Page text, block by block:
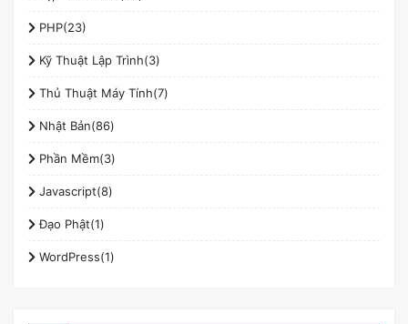
PHP(23)
Kỹ Thuật Lập Trình(3)
Thủ Thuật Máy Tính(7)
Nhật Bản(86)
Phần Mềm(3)
Javascript(8)
Đạo Phật(1)
WordPress(1)